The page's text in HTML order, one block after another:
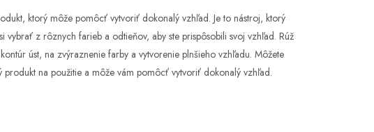
ktorý môže pomôcť vytvoriť dokonalý vzhľad. Je to nástroj, ktorý
z rôznych farieb a odtieňov, aby ste prispôsobili svoj vzhľad. Rúž
úst, na zvýraznenie farby a vytvorenie plnšieho vzhľadu. Môžete
na použitie a môže vám pomôcť vytvoriť dokonalý vzhľad.